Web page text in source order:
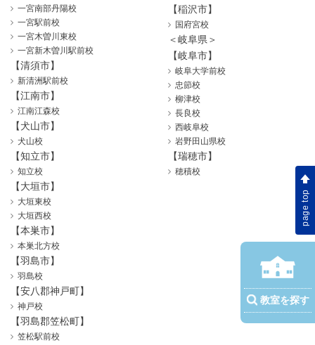
一宮南部丹陽校
一宮駅前校
一宮木曽川東校
一宮新木曽川駅前校
【清須市】
新清洲駅前校
【江南市】
江南江森校
【犬山市】
犬山校
【知立市】
知立校
【稲沢市】
国府宮校
＜岐阜県＞
【岐阜市】
岐阜大学前校
忠節校
柳津校
長良校
西岐阜校
岩野田山県校
【瑞穂市】
穂積校
【大垣市】
大垣東校
大垣西校
【本巣市】
本巣北方校
【羽島市】
羽島校
【安八郡神戸町】
神戸校
【羽島郡笠松町】
笠松駅前校
page top
教室を探す